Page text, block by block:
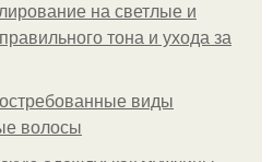
на светлые и
тона и ухода за
виды
волосы